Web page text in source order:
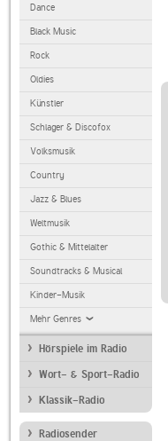
Dance
Black Music
Rock
Oldies
Künstler
Schlager & Discofox
Volksmusik
Country
Jazz & Blues
Weltmusik
Gothic & Mittelalter
Soundtracks & Musical
Kinder-Musik
Mehr Genres
Hörspiele im Radio
Wort- & Sport-Radio
Klassik-Radio
Radiosender